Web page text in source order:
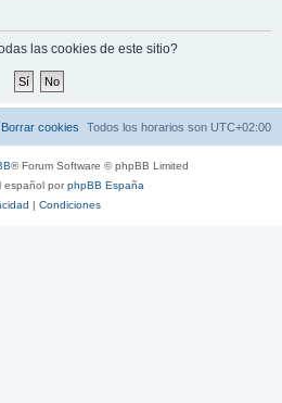
las cookies de este sitio?
Todos los horarios son UTC+02:00
Borrar cookies
® Forum Software © phpBB Limited
español porphpBB España
| Condiciones